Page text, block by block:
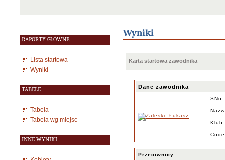
RAPORTY GŁÓWNE
Lista startowa
Wyniki
TABELE
Tabela
Tabela wg miejsc
INNE WYNIKI
Wyniki
Karta startowa zawodnika
Dane zawodnika
SNo
Klub
Code
Przeciwnicy